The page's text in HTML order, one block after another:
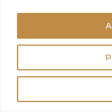
Menu